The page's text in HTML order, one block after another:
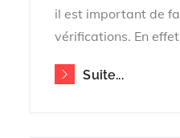
il est important de
vérifications. En
Suite...